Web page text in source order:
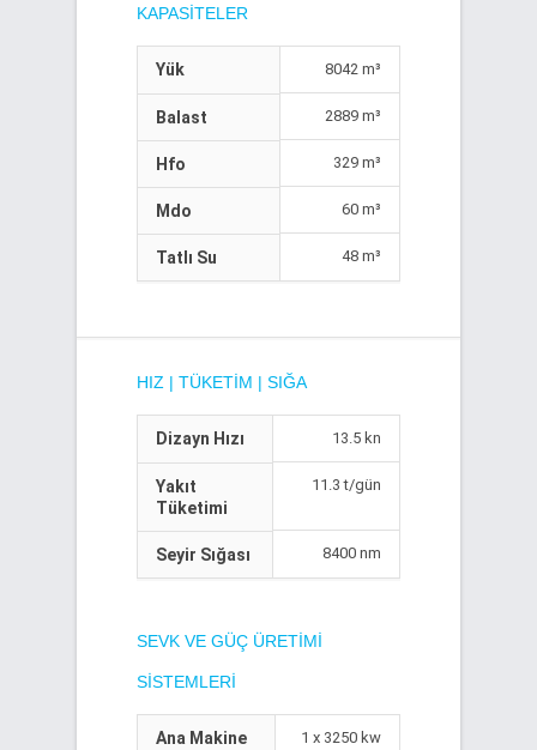
KAPASITELER
Yük 8042 m³
Balast 2889 m³
Hfo 329 m³
Mdo 60 m³
Tatlı Su 48 m³
HIZ | TÜKETIM | SIĞA
Dizayn Hızı 13.5 kn
Yakıt
Tüketimi
11.3 t/gün
Seyir Sığası 8400 nm
SEVK VE GÜÇ ÜRETIMI
SISTEMLERI
Ana Makine 1 x 3250 kw